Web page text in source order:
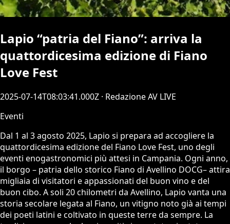
Lapio “patria del Fiano”: arriva la
quattordicesima edizione di Fiano
Love Fest
2025-07-14T08:03:41.000Z · Redazione AV LIVE
Eventi
Dal 1 al 3 agosto 2025, Lapio si prepara ad accogliere la
quattordicesima edizione del Fiano Love Fest, uno degli
eventi enogastronomici più attesi in Campania. Ogni anno,
il borgo – patria dello storico Fiano di Avellino DOCG– attira
migliaia di visitatori e appassionati del buon vino e del
buon cibo. A soli 20 chilometri da Avellino, Lapio vanta una
storia secolare legata al Fiano, un vitigno noto già ai tempi
dei poeti latini e coltivato in queste terre da sempre. La